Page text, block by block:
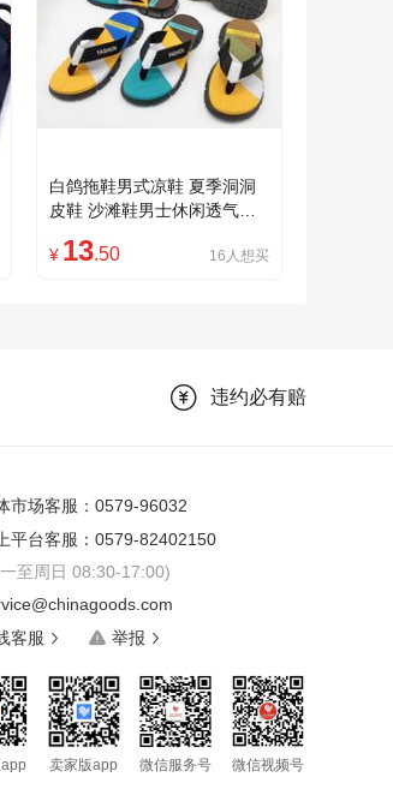
白鸽拖鞋男式凉鞋 夏季洞洞
皮鞋 沙滩鞋男士休闲透气时
¥ 13.50 16人想买